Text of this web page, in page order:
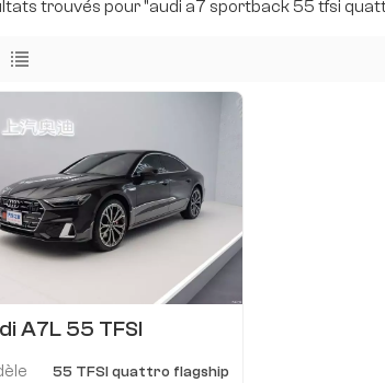
trouvés pour "audi a7 sportback 55 tfsi
A7L 55 TFSI
55 TFSI quattro flagship